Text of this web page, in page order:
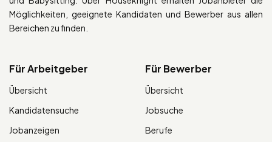
Möglichkeiten, geeignete Kandidaten und Bewerber aus allen
Bereichen zu finden.
Für Arbeitgeber
Übersicht
Kandidatensuche
Jobanzeigen
Für Bewerber
Übersicht
Jobsuche
Berufe